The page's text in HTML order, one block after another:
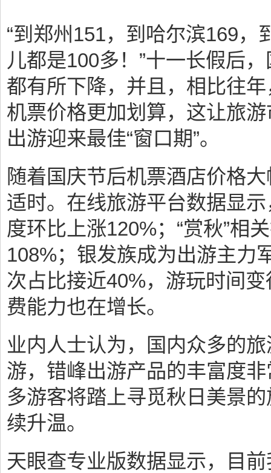
“到郑州151，到哈尔滨169
儿都是100多！”十一长假后
都有所下降，并且，相比往
机票价格更加划算，这让旅
出游迎来最佳“窗口期”。
随着国庆节后机票酒店价格
适时。在线旅游平台数据显示
度环比上涨120%；“赏秋”相
108%；银发族成为出游主力
次占比接近40%，游玩时间
费能力也在增长。
业内人士认为，国内众多的
游，错峰出游产品的丰富度
多游客将踏上寻觅秋日美景
续升温。
天眼查专业版数据显示，目